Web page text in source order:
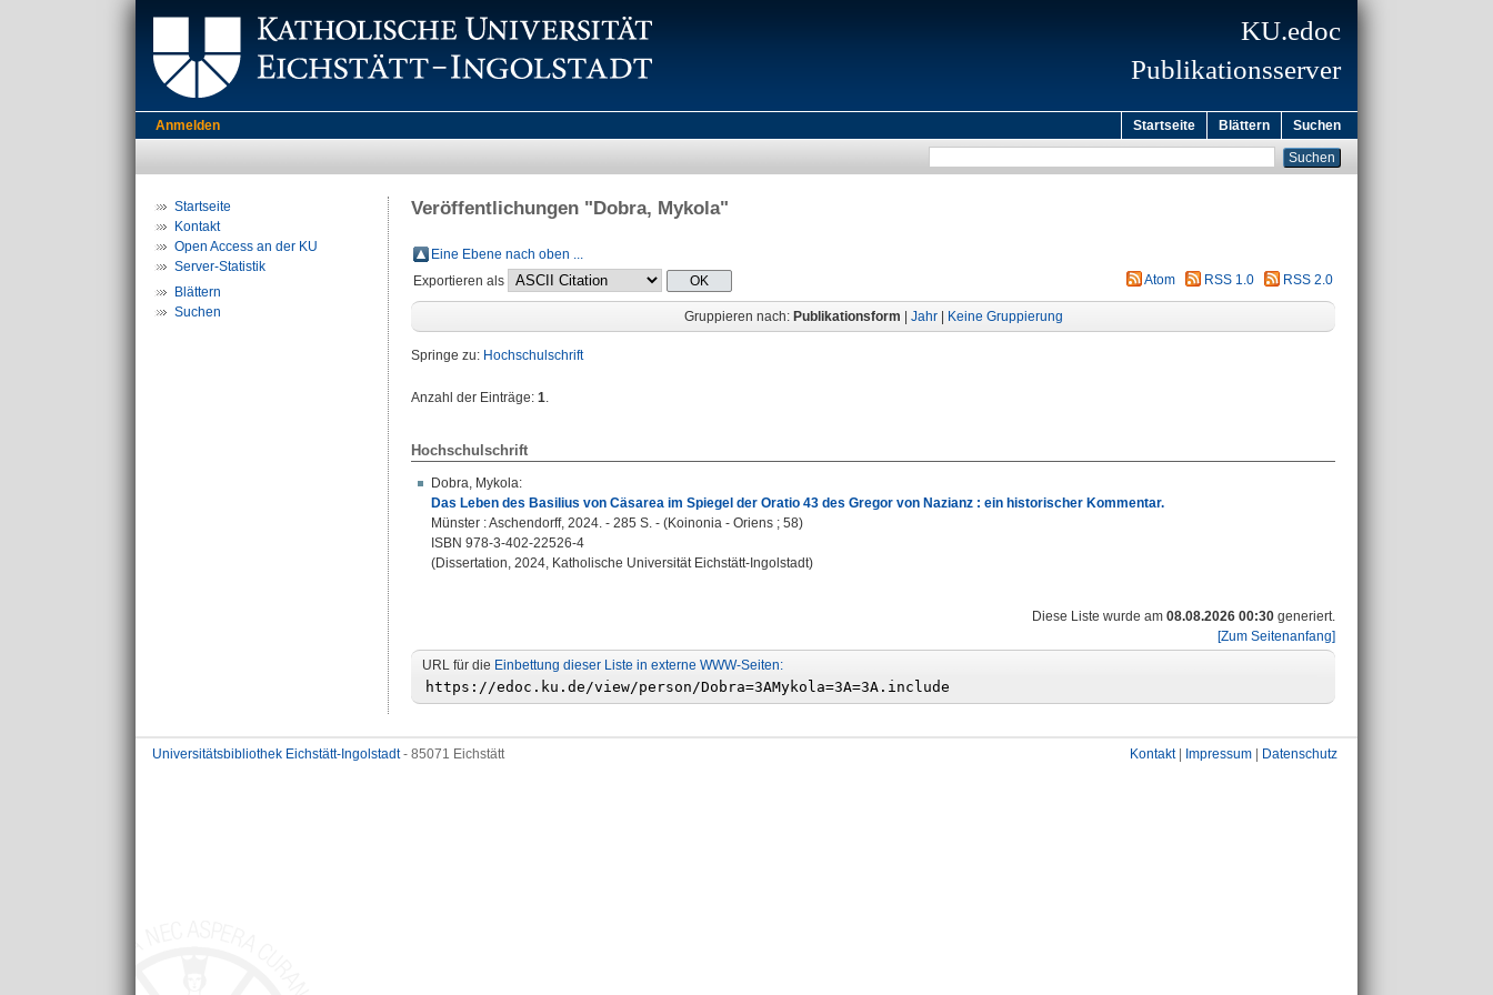
KU.edoc
Publikationsserver
Anmelden Startseite Blättern Suchen
Startseite
Kontakt
Open Access an der KU
Server-Statistik
Blättern
Suchen
Veröffentlichungen "Dobra, Mykola"
Eine Ebene nach oben ...
Exportieren als
Atom RSS 1.0 RSS 2.0
Gruppieren nach: Publikationsform Jahr| Keine Gruppierung
Springe zu: Hochschulschrift
Anzahl der Einträge: 1.
Hochschulschrift
Dobra, Mykola:
Das Leben des Basilius von Cäsarea im Spiegel der Oratio 43 des Gregor von Nazianz : ein historischer Kommentar.
Münster : Aschendorff, 2024. - 285 S. - (Koinonia - Oriens ; 58)
ISBN 978-3-402-22526-4
(Dissertation, 2024, Katholische Universität Eichstätt-Ingolstadt)
Diese Liste wurde am 08.08.2026 00:30 generiert.
[Zum Seitenanfang]
URL für die Einbettung dieser Liste in externe WWW-Seiten:
Universitätsbibliothek Eichstätt-Ingolstadt- 85071 Eichstätt Kontakt| Impressum Datenschutz